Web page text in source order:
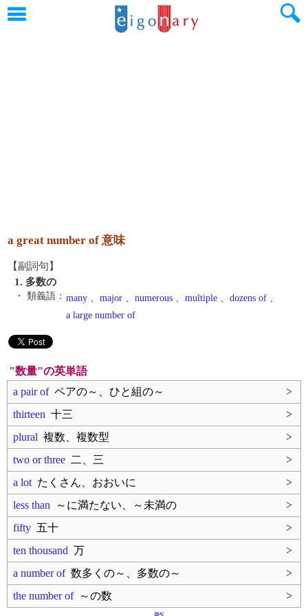
a great number of 意味
【副詞句】
1. 多数の
・ 類義語： many 、 major 、 numerous 、 multiple 、 dozens of 、
a large number of
"数量"の英単語
a pair ofペアの～、ひと組の～
>
thirteen 十三
>
plural 複数、複数型
>
two or three 二、三
>
a lot たくさん、おおいに
>
less than ～に満たない、～未満の
>
fifty 五十
>
ten thousand 万
>
a number of数多くの～、多数の～
>
the number of～の数
>